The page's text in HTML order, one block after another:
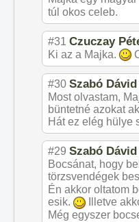
túl okos celeb.
#31 Czuczay
Ki az a Majka.
#30 Szabó Dávid
Most olvastam,
büntetné azokat
Hát ez elég hülye
#29 Szabó Dávid
Bocsánat, hogy
törzsvendégek
Én akkor oltatom
esik.
Illetve
Még egyszer